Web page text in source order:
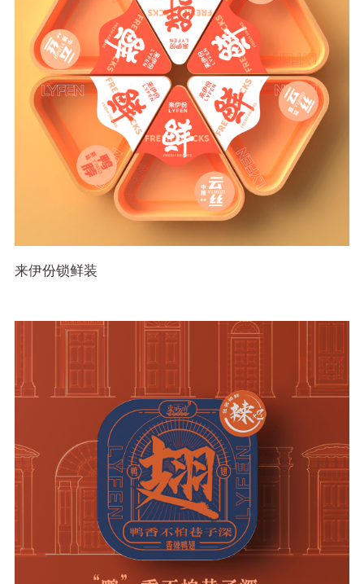
来伊份锁鲜装